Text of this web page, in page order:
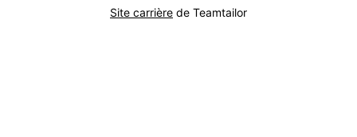
Site carrière de Teamtailor